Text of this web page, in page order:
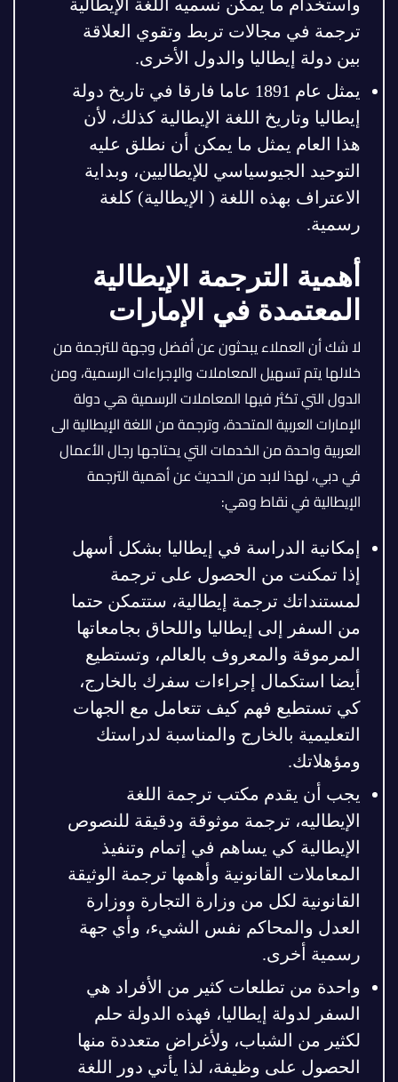
واستخدام ما يمكن نسميه اللغة الإيطالية
ترجمة في مجالات تربط وتقوي العلاقة
بين دولة إيطاليا والدول الأخرى.
يمثل عام 1891 عاما فارقا في تاريخ دولة
إيطاليا وتاريخ اللغة الإيطالية كذلك، لأن
هذا العام يمثل ما يمكن أن نطلق عليه
التوحيد الجيوسياسي للإيطاليين، وبداية
الاعتراف بهذه اللغة ( الإيطالية) كلغة
رسمية.
أهمية الترجمة الإيطالية
المعتمدة في الإمارات
لا شك أن العملاء يبحثون عن أفضل وجهة للترجمة من
خلالها يتم تسهيل المعاملات والإجراءات الرسمية، ومن
الدول التي تكثر فيها المعاملات الرسمية هي دولة
الإمارات العربية المتحدة، وترجمة من اللغة الإيطالية الى
العربية واحدة من الخدمات التي يحتاجها رجال الأعمال
في دبي، لهذا لابد من الحديث عن أهمية الترجمة
الإيطالية في نقاط وهي:
إمكانية الدراسة في إيطاليا بشكل أسهل
إذا تمكنت من الحصول على ترجمة
لمستنداتك ترجمة إيطالية، ستتمكن حتما
من السفر إلى إيطاليا واللحاق بجامعاتها
المرموقة والمعروف بالعالم، وتستطيع
أيضا استكمال إجراءات سفرك بالخارج،
كي تستطيع فهم كيف تتعامل مع الجهات
التعليمية بالخارج والمناسبة لدراستك
ومؤهلاتك.
يجب أن يقدم مكتب ترجمة اللغة
الإيطاليه، ترجمة موثوقة ودقيقة للنصوص
الإيطالية كي يساهم في إتمام وتنفيذ
المعاملات القانونية وأهمها ترجمة الوثيقة
القانونية لكل من وزارة التجارة ووزارة
العدل والمحاكم نفس الشيء، وأي جهة
رسمية أخرى.
واحدة من تطلعات كثير من الأفراد هي
السفر لدولة إيطاليا، فهذه الدولة حلم
لكثير من الشباب، ولأغراض متعددة منها
الحصول على وظيفة، لذا يأتي دور اللغة